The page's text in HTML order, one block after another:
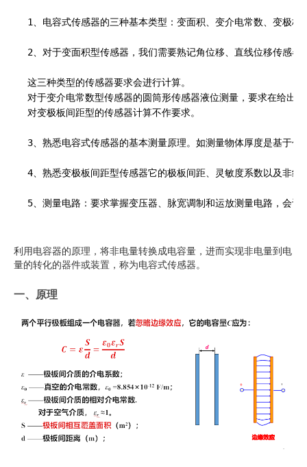
1、电容式传感器的三种基本类型：变面积、变介电常数、变极板
2、对于变面积型传感器，我们需要熟记角位移、直线位移传感
这三种类型的传感器要求会进行计算。
对于变介电常数型传感器的圆筒形传感器液位测量，要求在给出
对变极板间距型的传感器计算不作要求。
3、熟悉电容式传感器的基本测量原理。如测量物体厚度是基于
4、熟悉变极板间距型传感器它的极板间距、灵敏度系数以及非
利用电容器的原理，将非电量转换成电容量，进而实现非电量到电
量的转化的器件或装置，称为电容式传感器。
一、原理